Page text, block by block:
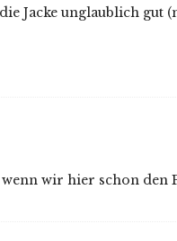
Jacke unglaublich gut
wir hier schon den